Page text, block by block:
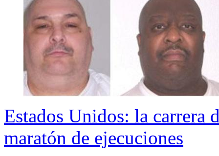
Estados Unidos: la carrera
maratón de ejecuciones